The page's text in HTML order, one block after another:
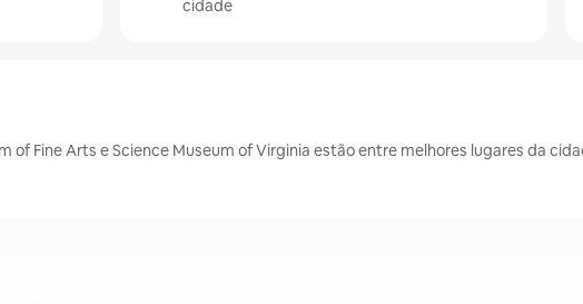
cidade
of Fine Arts e Science Museum of Virginia estão entre melhores lugares da